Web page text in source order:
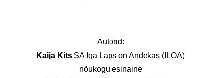
Autorid:
Kaija Kits SA Iga Laps on Andekas (ILOA)
nõukogu esinaine